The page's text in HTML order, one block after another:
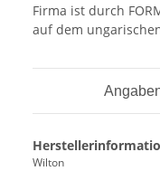
Firma ist durch
auf dem
Wilton